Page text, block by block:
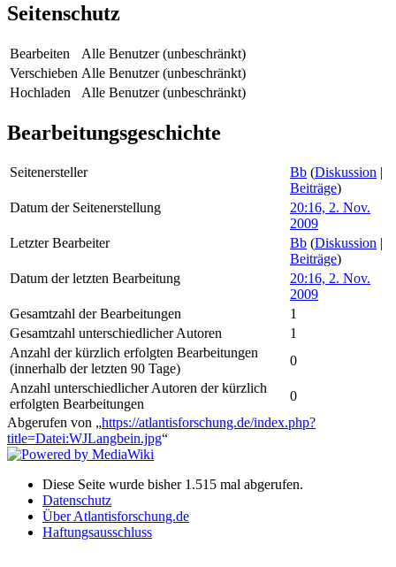
Seitenschutz
Bearbeiten
Alle Benutzer (unbeschränkt)
Verschieben Alle Benutzer (unbeschränkt)
Hochladen
Alle Benutzer (unbeschränkt)
Bearbeitungsgeschichte
Seitenersteller Bb (Diskussion
Beiträge)
Datum der Seitenerstellung
20:16, 2. Nov.
2009
Letzter Bearbeiter
Bb (Diskussion
Beiträge)
Datum der letzten Bearbeitung
20:16, 2. Nov.
2009
Gesamtzahl der Bearbeitungen
1
Gesamtzahl unterschiedlicher Autoren
1
Anzahl der kürzlich erfolgten Bearbeitungen
(innerhalb der letzten 90 Tage)
0
Anzahl unterschiedlicher Autoren der kürzlich
erfolgten Bearbeitungen
0
Abgerufen von „https://atlantisforschung.de/index.php?
title=Datei:WJLangbein.jpg“
Diese Seite wurde bisher 1.515 mal abgerufen.
Datenschutz
Über Atlantisforschung.de
Haftungsausschluss